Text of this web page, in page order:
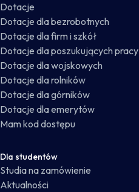
Dotacje
Dotacje dla bezrobotnych
Dotacje dla firm i szkół
Dotacje dla poszukujących pracy
Dotacje dla wojskowych
Dotacje dla rolników
Dotacje dla górników
Dotacje dla emerytów
Mam kod dostępu
Dla studentów
Studia na zamówienie
Aktualności